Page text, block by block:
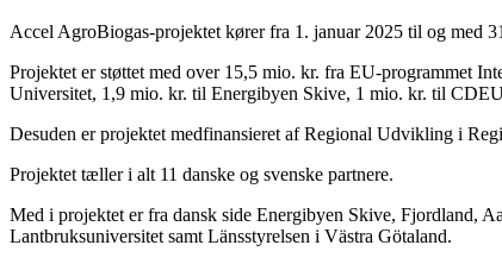
Accel AgroBiogas-projektet kører fra 1. januar 2025 til og med
Projektet er støttet med over 15,5 mio. kr. fra EU-programmet
Universitet, 1,9 mio. kr. til Energibyen Skive, 1 mio. kr. til
Desuden er projektet medfinansieret af Regional Udvikling i
Projektet tæller i alt 11 danske og svenske partnere.
Med i projektet er fra dansk side Energibyen Skive, Fjordland,
Lantbruksuniversitet samt Länsstyrelsen i Västra Götaland.